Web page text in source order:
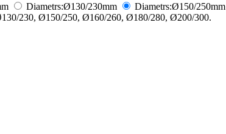
Diametrs:Ø130/230mm Diametrs:Ø150/250mm
230, Ø150/250, Ø160/260, Ø180/280, Ø200/300.